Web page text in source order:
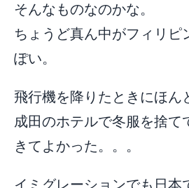
そんなものなのかな。
ちょうど真ん中がフィリピ
ぽい。
飛行機を降りたときにほん
成田のホテルで冬服を捨て
きてよかった。。。
イミグレーションでも日本